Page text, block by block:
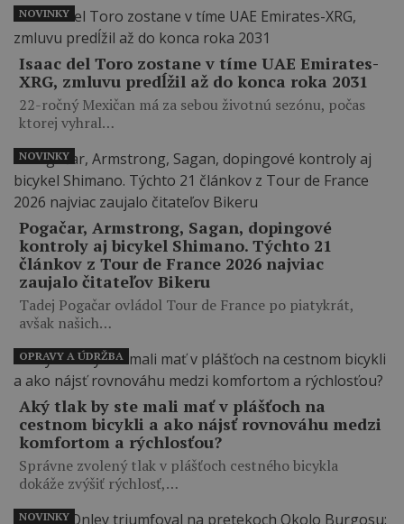
Isaac del Toro zostane v tíme UAE Emirates-
XRG, zmluvu predĺžil až do konca roka 2031
22-ročný Mexičan má za sebou životnú sezónu, počas
ktorej vyhral…
NOVINKY
Pogačar, Armstrong, Sagan, dopingové
kontroly aj bicykel Shimano. Týchto 21
článkov z Tour de France 2026 najviac
zaujalo čitateľov Bikeru
Tadej Pogačar ovládol Tour de France po piatykrát,
avšak našich…
NOVINKY
Aký tlak by ste mali mať v plášťoch na
cestnom bicykli a ako nájsť rovnováhu medzi
komfortom a rýchlosťou?
Správne zvolený tlak v plášťoch cestného bicykla
dokáže zvýšiť rýchlosť,…
OPRAVY A ÚDRŽBA
NOVINKY